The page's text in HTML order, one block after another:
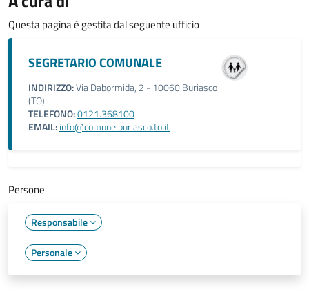
Questa pagina è gestita dal seguente ufficio
SEGRETARIO COMUNALE
INDIRIZZO:Via Dabormida, 2 - 10060 Buriasco
(TO)
TELEFONO:0121.368100
EMAIL:info@comune.buriasco.to.it
Persone
Responsabile
Personale